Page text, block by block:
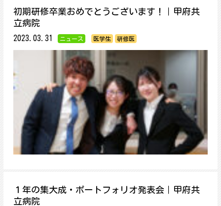
初期研修卒業おめでとうございます！｜甲府共
立病院
2023.03.31 ニュース 医学生 研修医
１年の集大成・ポートフォリオ発表会｜甲府共
立病院